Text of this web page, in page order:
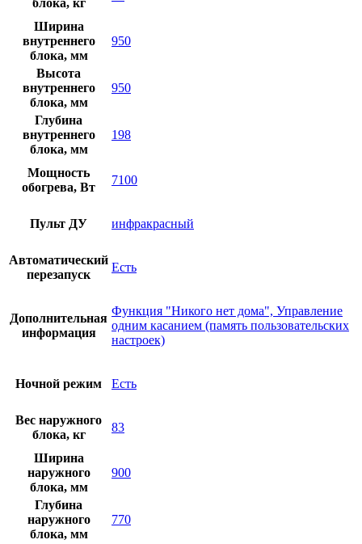
блока, кг
Ширина
внутреннего
блока, мм
950
Высота
внутреннего
блока, мм
950
Глубина
внутреннего
блока, мм
198
Мощность
обогрева, Вт
7100
Пульт ДУ инфракрасный
Автоматический
перезапуск
Есть
Дополнительная
информация
Функция "Никого нет дома", Управление
одним касанием (память пользовательских
настроек)
Ночной режим Есть
Вес наружного
блока, кг
83
Ширина
наружного
блока, мм
900
Глубина
наружного
блока, мм
770